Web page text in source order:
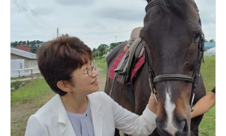
ー
ク
北
海
道